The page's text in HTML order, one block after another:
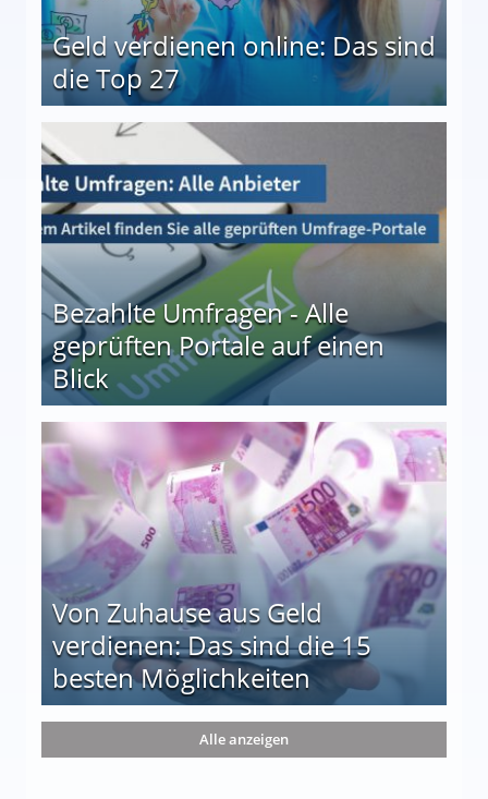
Geld verdienen online: Das sind
die Top 27
Bezahlte Umfragen - Alle
geprüften Portale auf einen
Blick
auf einen Blick
Von Zuhause aus Geld
verdienen: Das sind die 15
besten Möglichkeiten
die 15 besten Möglichkeiten
Alle anzeigen